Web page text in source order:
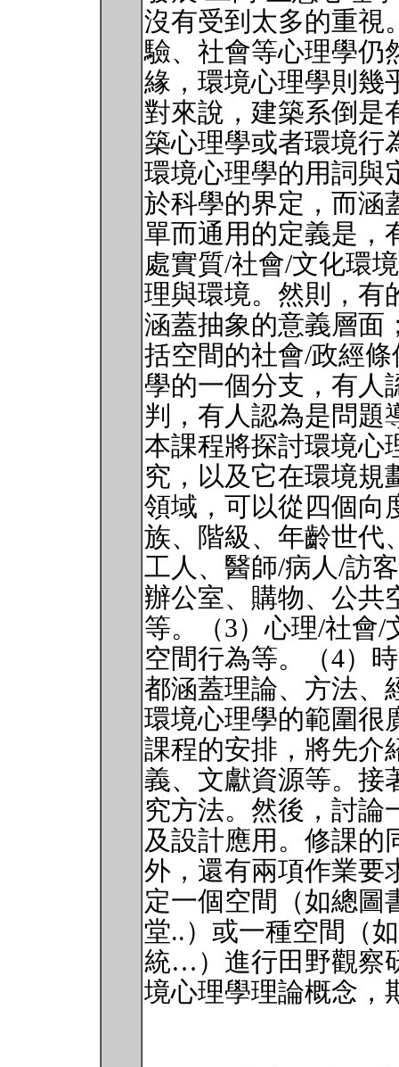
沒有受到太多的重視
驗、社會等心理學仍
緣，環境心理學則幾
對來說，建築系倒是
築心理學或者環境行
環境心理學的用詞與
於科學的界定，而涵
單而通用的定義是，
處實質/社會/文化環
理與環境。然則，有
涵蓋抽象的意義層面
括空間的社會/政經
學的一個分支，有人
判，有人認為是問題
本課程將探討環境心
究，以及它在環境規
領域，可以從四個向
族、階級、年齡世代
工人、醫師/病人/訪
辦公室、購物、公共
等。（3）心理/社會/
空間行為等。（4）
都涵蓋理論、方法、
環境心理學的範圍很
課程的安排，將先介
義、文獻資源等。接
究方法。然後，討論
及設計應用。修課的
外，還有兩項作業要
定一個空間（如總圖
堂..）或一種空間（
統…）進行田野觀察
境心理學理論概念，